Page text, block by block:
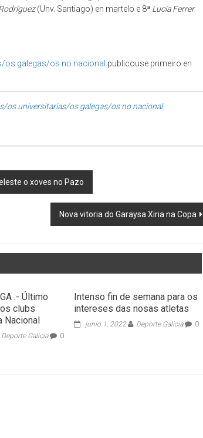
(Unv. Santiago) en martelo e 8ª Lucía Ferrer
os galegas/os no nacional publicouse primeiro en
os universitarias/os galegas/os no nacional
o xoves no Pazo
Nova vitoria do Garaysa Xiria na Copa
.- Último
clubs
Nacional
Deporte Galicia 0
Intenso fin de semana para os
intereses das nosas atletas
junio 1, 2022 Deporte Galicia 0